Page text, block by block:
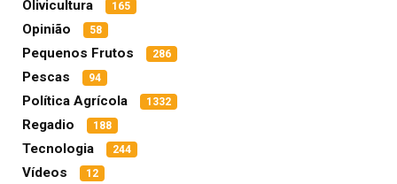
Olivicultura 165
Opinião 58
Pequenos Frutos 286
Pescas 94
Política Agrícola 1332
Regadio 188
Tecnologia 244
Vídeos 12